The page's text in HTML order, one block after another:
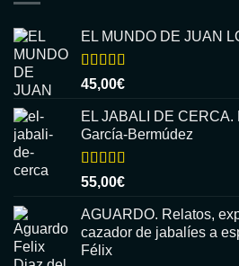
EL MUNDO DE JUAN
Valorado
con
5
45,00€
EL JABALI DE
García-Bermúdez
Valorado
con
5
55,00€
AGUARDO. Relatos,
cazador de jabalíes a
Félix